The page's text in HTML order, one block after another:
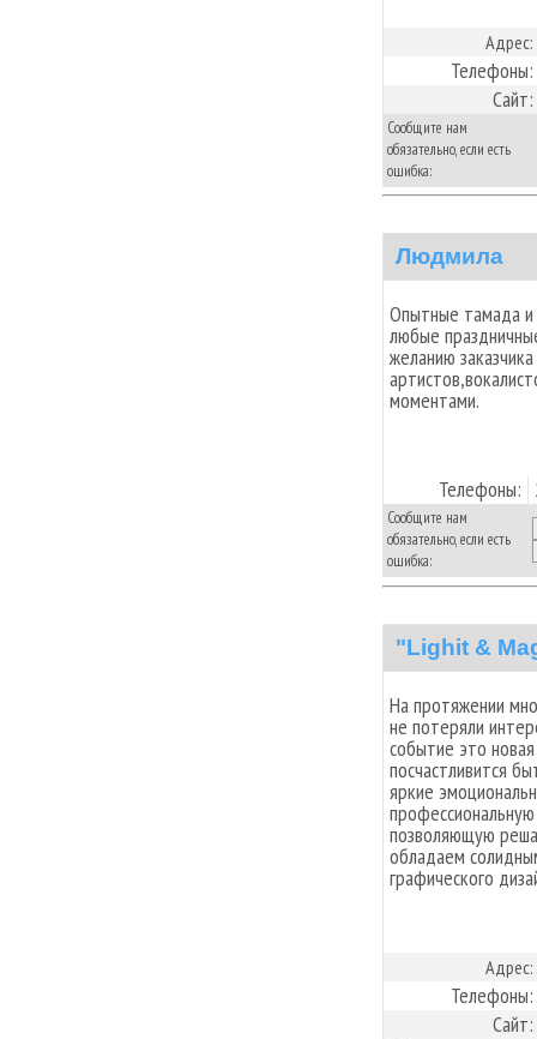
Адрес:
Телефоны:
Сайт:
Сообщите нам
обязательно, если есть
ошибка:
Людмила
Опытные тамада и
любые
желанию
моментами.
Телефоны:
Сообщите нам
обязательно, если есть
ошибка:
"Lighit &
На протяжении
не потеряли
событие это
посчастливится
яркие
позволяющую
обладаем
графического
Адрес:
Телефоны:
Сайт: